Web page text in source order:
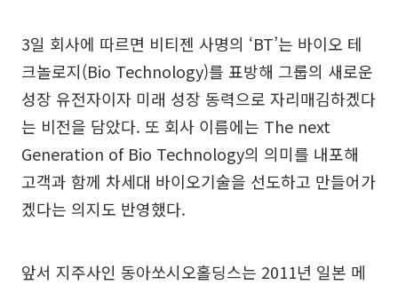
3일 회사에 따르면 비티젠 사명의 ‘BT’는 바이오 테
크놀로지(Bio Technology)를 표방해 그룹의 새로운
성장 유전자이자 미래 성장 동력으로 자리매김하겠다
는 비전을 담았다. 또 회사 이름에는 The next
Generation of Bio Technology의 의미를 내포해
고객과 함께 차세대 바이오기술을 선도하고 만들어가
겠다는 의지도 반영했다.
앞서 지주사인 동아쏘시오홀딩스는 2011년 일본 메